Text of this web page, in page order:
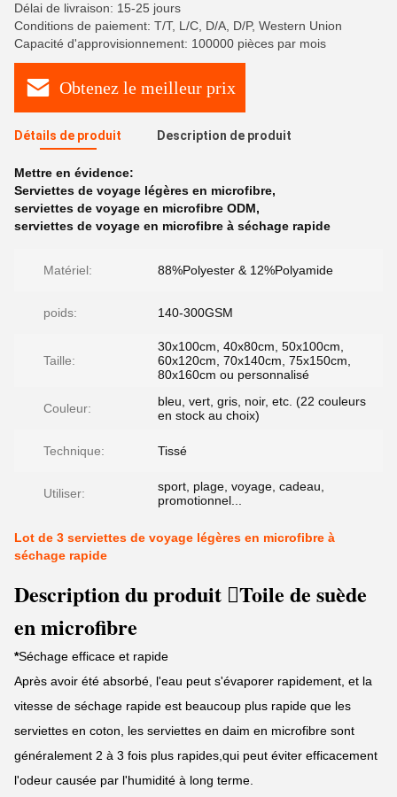
Délai de livraison: 15-25 jours
Conditions de paiement: T/T, L/C, D/A, D/P, Western Union
Capacité d'approvisionnement: 100000 pièces par mois
Obtenez le meilleur prix
Détails de produit Description de produit
Mettre en évidence:
Serviettes de voyage légères en microfibre,
serviettes de voyage en microfibre ODM,
serviettes de voyage en microfibre à séchage rapide
Matériel: 88%Polyester & 12%Polyamide
poids: 140-300GSM
Taille:
30x100cm, 40x80cm, 50x100cm,
60x120cm, 70x140cm, 75x150cm,
80x160cm ou personnalisé
Couleur:
bleu, vert, gris, noir, etc. (22 couleurs
en stock au choix)
Technique: Tissé
Utiliser:
sport, plage, voyage, cadeau,
promotionnel...
Lot de 3 serviettes de voyage légères en microfibre à
séchage rapide
Description du produit Toile de suède
en microfibre
*Séchage efficace et rapide
Après avoir été absorbé, l'eau peut s'évaporer rapidement, et la
vitesse de séchage rapide est beaucoup plus rapide que les
serviettes en coton, les serviettes en daim en microfibre sont
généralement 2 à 3 fois plus rapides,qui peut éviter efficacement
l'odeur causée par l'humidité à long terme.